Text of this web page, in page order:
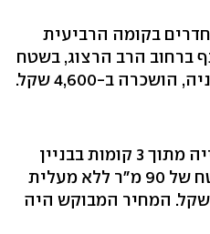
ומה לגבי שכירות? דירת 4 חדרים בקומה הרביעית
ברחוב הרב הרצוג, בשטח
דירת 3 חדרים בקומה השנייה מתוך 3 קומות בבניין
משותף ברחוב קרניצי, בשטח של 90 מ"ר ללא מעלית
ב-1.4 מיליון שקל. המחיר המבוקש היה